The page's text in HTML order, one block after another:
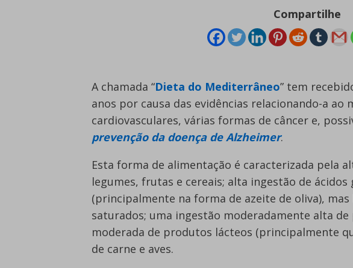
Compartilhe
A chamada “Dieta do Mediterrâneo” tem
anos por causa das evidências relacionando-a ao
cardiovasculares, várias formas de câncer e,
prevenção da doença de Alzheimer.
Esta forma de alimentação é caracterizada pela
legumes, frutas e cereais; alta ingestão de
(principalmente na forma de azeite de oliva),
saturados; uma ingestão moderadamente alta de
moderada de produtos lácteos (principalmente
de carne e aves.